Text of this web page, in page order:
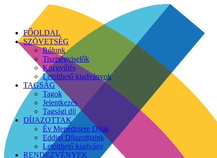
FŐOLDAL
SZÖVETSÉG
Rólunk
Tisztségviselők
Közgyűlés
Letölthető kiadványok
TAGSÁG
Tagok
Jelentkezés
Tagsági díj
DÍJAZOTTAK
Év Menedzsere Díjak
Eddigi Díjazottjaink
Letölthető kiadvány
RENDEZVÉNYEK